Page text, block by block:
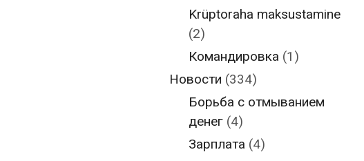
Krüptoraha maksustamine
(2)
Командировка (1)
Новости (334)
Борьба с отмыванием
денег (4)
Зарплата (4)